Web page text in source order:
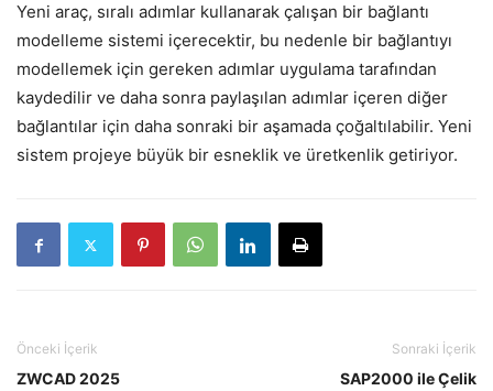
Yeni araç, sıralı adımlar kullanarak çalışan bir bağlantı
modelleme sistemi içerecektir, bu nedenle bir bağlantıyı
modellemek için gereken adımlar uygulama tarafından
kaydedilir ve daha sonra paylaşılan adımlar içeren diğer
bağlantılar için daha sonraki bir aşamada çoğaltılabilir. Yeni
sistem projeye büyük bir esneklik ve üretkenlik getiriyor.
Önceki İçerik
ZWCAD 2025
Sonraki İçerik
SAP2000 ile Çelik